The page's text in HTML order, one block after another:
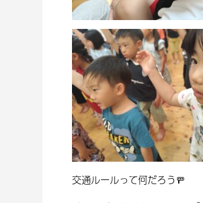
交通ルールって何だろう🚥